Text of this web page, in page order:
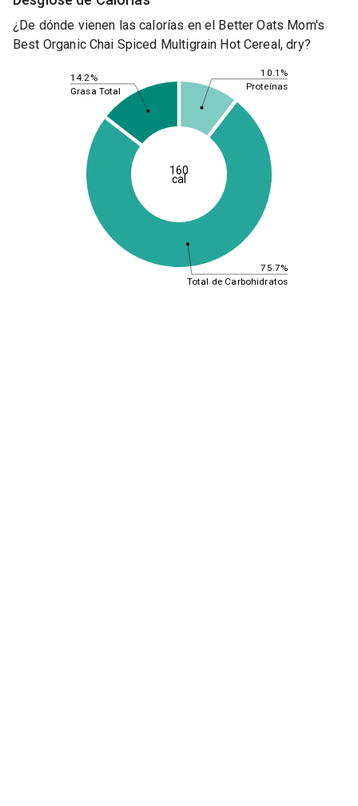
¿De dónde vienen las calorías en el Better Oats Mom's
Best Organic Chai Spiced Multigrain Hot Cereal, dry?
10.1%
75.7%
14.2%
Proteínas
Total de Carbohidratos
Grasa Total
160
cal